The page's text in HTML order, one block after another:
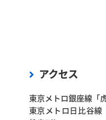
アクセス
東京メトロ銀座線「
東京メトロ日比谷線